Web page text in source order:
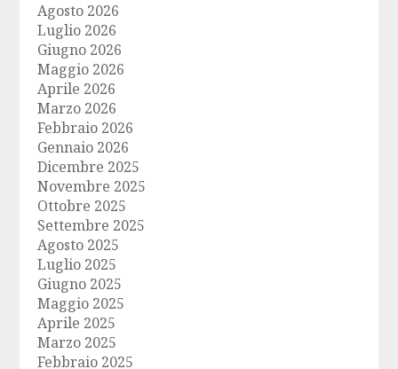
Agosto 2026
Luglio 2026
Giugno 2026
Maggio 2026
Aprile 2026
Marzo 2026
Febbraio 2026
Gennaio 2026
Dicembre 2025
Novembre 2025
Ottobre 2025
Settembre 2025
Agosto 2025
Luglio 2025
Giugno 2025
Maggio 2025
Aprile 2025
Marzo 2025
Febbraio 2025